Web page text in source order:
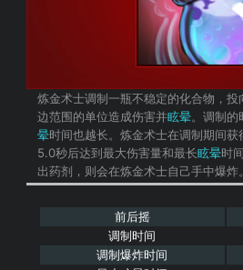
炼金术士调制一瓶不稳定的化合物，
边范围的单位造成伤害并眩晕。调制的
晕时间也越长。炼金术士在调制期间获
5.0秒后达到最大伤害量和最长眩晕时
出药剂，则会在炼金术士自己手中爆炸。
前后摇
调制时间
调制爆炸时间